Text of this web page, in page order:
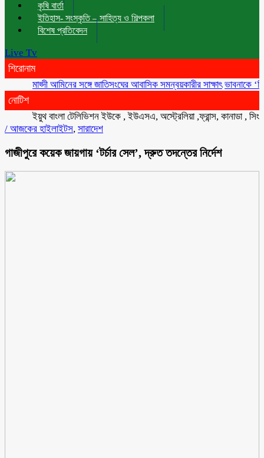
কৃষি বার্তা
ইতিহাস- সংস্কৃতি – সাহিত্য ও শিল্পকলা
বিশেষ প্রতিবেদন
Live Tv
শিরোনাম
মাহ্দী আমিনের সঙ্গে জাতিসংঘের আবাসিক সমন্বয়কারীর সাক্ষাৎ ভাবনাকে ‘বিরল
নোটিশ
ইয়ুথ বাংলা টেলিভিশন ইউকে , ইউএসএ, অস্ট্রেলিয়া ,ফ্রান্স, কানাডা , সিংগাপুর
/ আজকের হাইলাইটস, সারাদেশ
গাজীপুরে কয়েক জায়গায় ‘টর্চার সেল’, দ্রুত তদন্তের নির্দেশ